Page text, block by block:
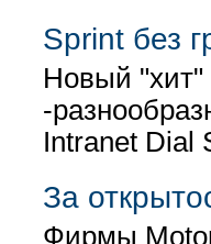
Sprint без
Новый "хит"
-
Intranet Dial
За
Фирмы